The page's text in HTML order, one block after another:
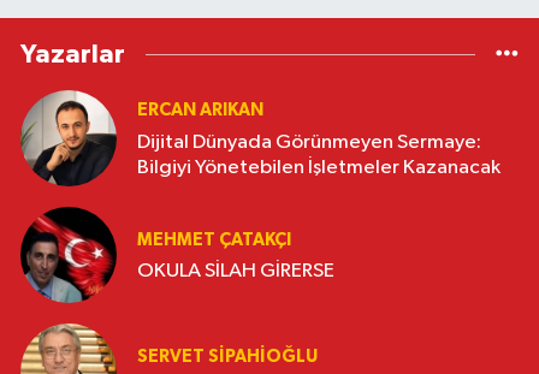
Yazarlar
ERCAN ARIKAN
Dijital Dünyada Görünmeyen Sermaye:
Bilgiyi Yönetebilen İşletmeler Kazanacak
MEHMET ÇATAKÇI
OKULA SİLAH GİRERSE
SERVET SİPAHİOĞLU